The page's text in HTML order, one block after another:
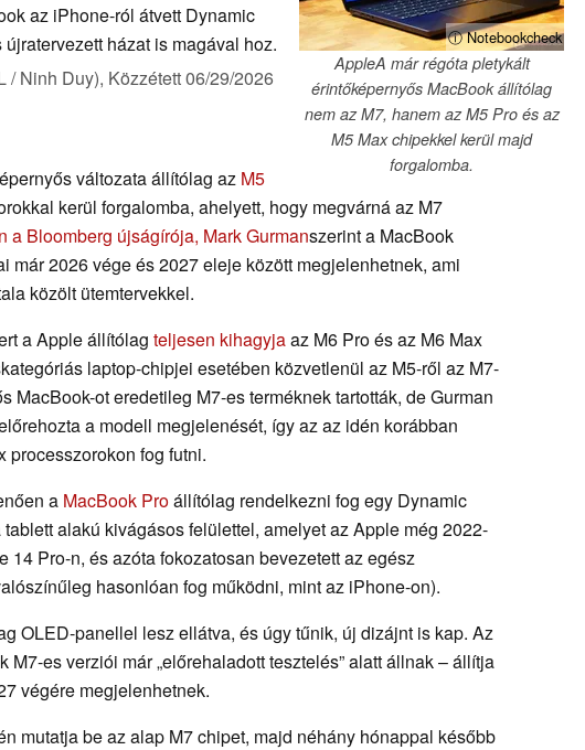
ⓘ Notebookcheck
AppleA már régóta pletykált
érintőképernyős MacBook állítólag
nem az M7, hanem az M5 Pro és az
M5 Max chipekkel kerül majd
forgalomba.
az iPhone-ról átvett Dynamic
házat is magával hoz.
/ Ninh Duy), Közzétett06/29/2026
változata állítólag az M5
kerül forgalomba, ahelyett, hogy megvárná az M7
a Bloomberg újságírója, Mark Gurmanszerint a MacBook
már 2026 vége és 2027 eleje között megjelenhetnek, ami
közölt ütemtervekkel.
a Apple állítólag teljesen kihagyjaaz M6 Pro és az M6 Max
laptop-chipjei esetében közvetlenül az M5-ről az M7-
MacBook-ot eredetileg M7-es terméknek tartották, de Gurman
a modell megjelenését, így az az idén korábban
processzorokon fog futni.
a MacBook Proállítólag rendelkezni fog egy Dynamic
alakú kivágásos felülettel, amelyet az Apple még 2022-
14 Pro-n, és azóta fokozatosan bevezetett az egész
hasonlóan fog működni, mint az iPhone-on).
OLED-panellel lesz ellátva, és úgy tűnik, új dizájnt is kap. Az
M7-es verziói már „előrehaladott tesztelés” alatt állnak – állítja
végére megjelenhetnek.
mutatja be az alap M7 chipet, majd néhány hónappal később